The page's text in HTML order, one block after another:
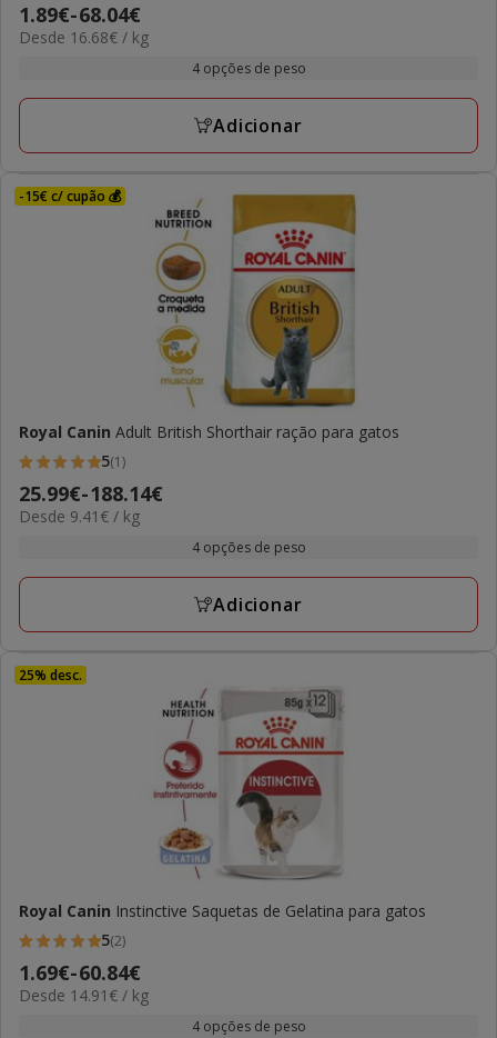
Preço
de
a
1.89€-68.04€
16.68€
Desde 16.68€ / kg
4 opções de peso
Adicionar
-15€ c/ cupão 💰
Royal Canin Adult British Shorthair ração para gatos
5
estrelas
com
avaliações
5(1)
Preço
de
a
25.99€-188.14€
9.41€
Desde 9.41€ / kg
4 opções de peso
Adicionar
25% desc.
Royal Canin Instinctive Saquetas de Gelatina para gatos
5
estrelas
com
5(2)
Preço
de
1.69€-60.84€
14.91€
Desde 14.91€ / kg
4 opções de peso